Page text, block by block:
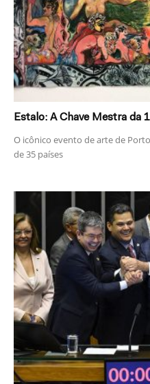
Estalo: A Chave Mestra da
O icônico evento de arte de
de 35 países